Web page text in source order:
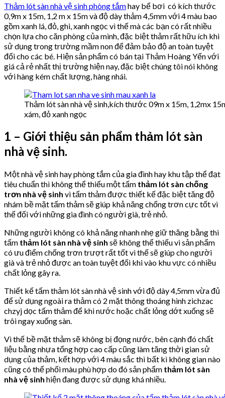
Thảm lót sàn nhà vệ sinh phòng tắmhay bể bơi có kích thước
0,9m x 15m, 1,2 m x 15m và độ dày thảm 4,5mm với 4 màu bao
gồm xanh lá, đỏ, ghi, xanh ngọc vì thế mà các bạn có rất nhiều
chọn lựa cho căn phòng của mình, đặc biệt thảm rất hữu ích khi
sử dụng trong trường mầm non để đảm bảo độ an toàn tuyệt
đối cho các bé. Hiện sản phẩm có bán tại Thảm Hoàng Yến với
giá cả rẻ nhất thị trường hiện nay, đặc biệt chúng tôi nói không
với hàng kém chất lượng, hàng nhái.
Thảm lót sàn nhà vệ sinh,kích thước 09m x 15m, 1,2mx
xám, đỏ xanh ngọc
1 – Giới thiệu sản phẩm thảm lót sàn
nhà vệ sinh.
Một nhà vệ sinh hay phòng tắm của gia đình hay khu tập thể đạt
tiêu chuẩn thì không thể thiếu một tấm thảm lót sàn chống
trơn nhà vệ sinh vì tấm thảm được thiết kế đặc biệt tăng độ
nhám bề mặt tấm thảm sẽ giúp khả năng chống trơn cực tốt vì
thế đối với những gia đình có người già, trẻ nhỏ.
Những người không có khả năng nhanh nhẹ giữ thăng bằng thì
tấm thảm lót sàn nhà vệ sinh sẽ không thể thiếu vì sản phẩm
có ưu điểm chống trơn trượt rất tốt vì thế sẽ giúp cho người
già và trẻ nhỏ được an toàn tuyệt đối khi vào khu vực có nhiều
chất lỏng gây ra.
Thiết kế tấm thảm lót sàn nhà vệ sinh với độ dày 4,5mm vừa đủ
để sử dụng ngoài ra thảm có 2 mặt thông thoáng hình zichzac
chzyj dọc tấm thảm để khi nước hoặc chất lỏng dớt xuống sẽ
trôi ngay xuống sàn.
Vì thế bề mặt thảm sẽ không bị đọng nước, bên cạnh đó chất
liệu bằng nhựa tổng hợp cao cấp cũng làm tăng thời gian sử
dụng của thảm, kết hợp với 4 màu sắc thì bất kì không gian nào
cũng có thể phối màu phù hợp do đó sản phẩm thảm lót sàn
nhà vệ sinh hiện đang được sử dụng khá nhiều.